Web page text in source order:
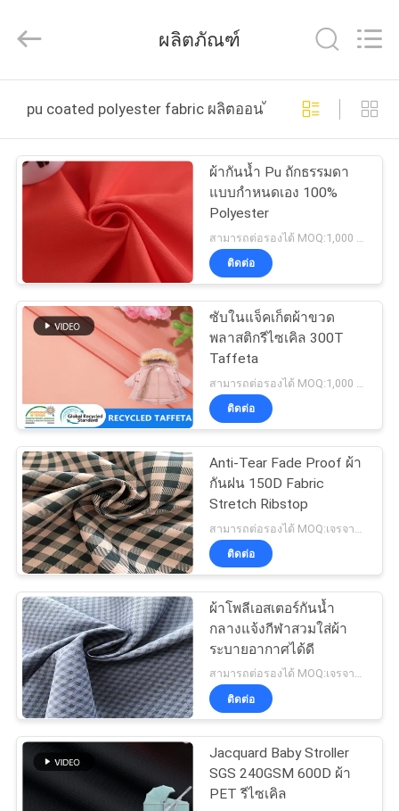
บ้าน
สินค้า
กับ
เรา
โรงงาน
ควบคุม
คุณภาพ
ติดต่อ
เรา
ข่าว
คดี
2026
Suzhou
Co.,Ltd.
Reserved.
ผลิตภัณฑ์
pu coated polyester fabric ผลิตออนไลน์
ผ้ากันน้ำ Pu ถักธรรมดา
แบบกำหนดเอง 100%
Polyester
สามารถต่อรองได้ MOQ:1,000 เมตร
ติดต่อ
ซับในแจ็คเก็ตผ้าขวด
พลาสติกรีไซเคิล 300T
Taffeta
ติดต่อ
Anti-Tear Fade Proof ผ้า
กันฝน 150D Fabric
Stretch Ribstop
ติดต่อ
ผ้าโพลีเอสเตอร์กันน้ำ
กลางแจ้งกีฬาสวมใส่ผ้า
ระบายอากาศได้ดี
สามารถต่อรองได้ MOQ:เจรจาต่อรอง
ติดต่อ
Jacquard Baby Stroller
SGS 240GSM 600D ผ้า
PET รีไซเคิล